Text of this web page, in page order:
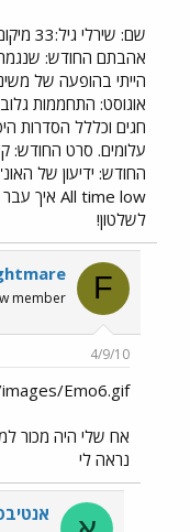
שם:
אהבתם החודש:
הייתי בהופעה של
אוגוסט: התחממות
לשלטון!
F
member
4/9/10
Emo6.gif
אח שלי היה מכור
נראה לי